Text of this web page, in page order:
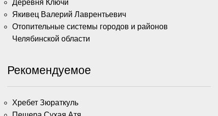
Деревня Ключи
Якивец Валерий Лаврентьевич
Отопительные системы городов и районов
Челябинской области
Рекомендуемое
Хребет Зюраткуль